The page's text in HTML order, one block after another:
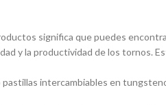
significa que puedes
y la productividad de los tornos.
intercambiables en